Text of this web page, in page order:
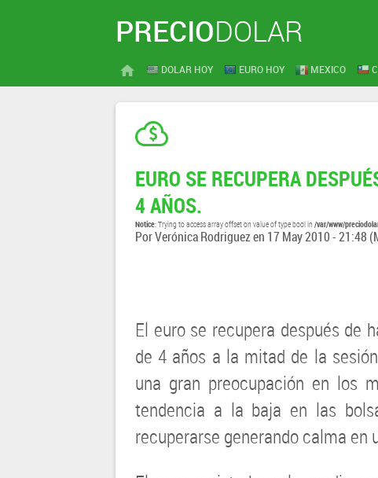
PRECIODOLAR
DOLAR HOY EURO HOY MEXICO
EURO SE RECUPERA
4 AÑOS.
Notice: Trying to access array offset on value of type bool in /var/www/
PorVerónica Rodriguezen 17 May 2010 - 21:48
El euro se recupera después de
de 4 años a la mitad de la
una gran preocupación en los
tendencia a la baja en las
recuperarse generando calma en